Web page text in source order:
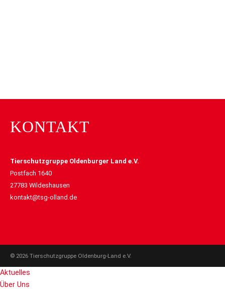
KONTAKT
Tierschutzgruppe Oldenburger Land e.V.
Postfach 1640
27783 Wildeshausen
kontakt@tsg-olland.de
© 2026 Tierschutzgruppe Oldenburg-Land e.V.
Aktuelles
Über Uns